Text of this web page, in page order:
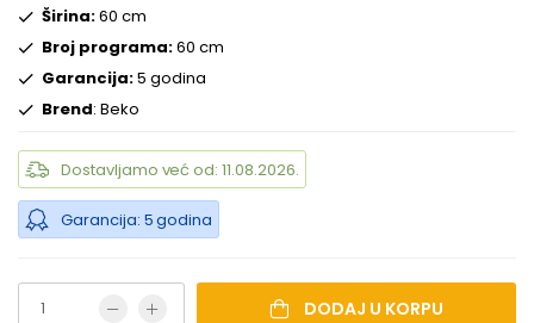
Širina:60 cm
Broj programa:60 cm
Garancija:5 godina
Brend: Beko
Dostavljamo već od: 11.08.2026.
Garancija: 5 godina
DODAJ U KORPU